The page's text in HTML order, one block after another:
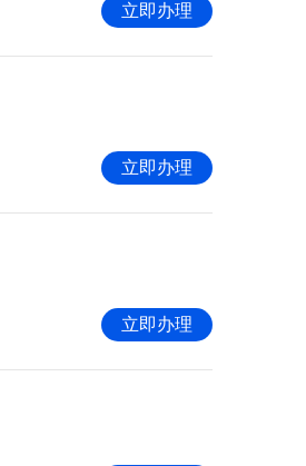
立即办理
立即办理
立即办理